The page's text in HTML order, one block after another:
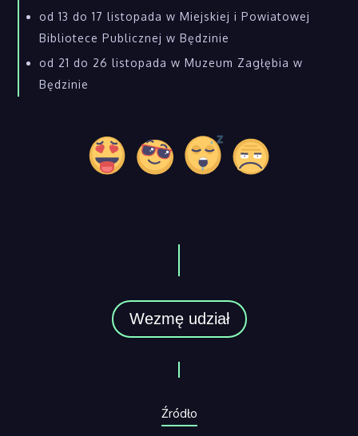
od 13 do 17 listopada w Miejskiej i Powiatowej
Bibliotece Publicznej w Będzinie
od 21 do 26 listopada w Muzeum Zagłębia w
Będzinie
Wezmę udział
Źródło